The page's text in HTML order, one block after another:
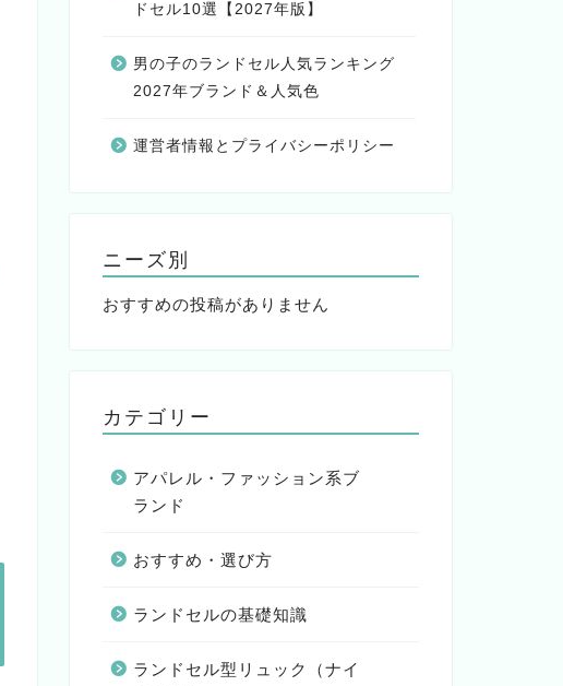
ドセル10選【2027年版】
男の子のランドセル人気ランキング
2027年ブランド＆人気色
運営者情報とプライバシーポリシー
ニーズ別
おすすめの投稿がありません
カテゴリー
アパレル・ファッション系ブ
ランド
おすすめ・選び方
ランドセルの基礎知識
ランドセル型リュック（ナイ